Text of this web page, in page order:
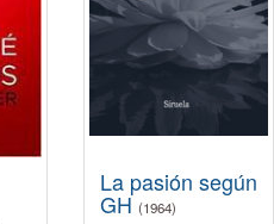
La pasión según
GH (1964)